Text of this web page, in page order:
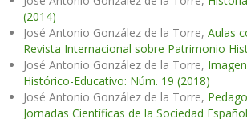
(2014)
José Antonio González de la Torre, Aulas
Revista Internacional sobre Patrimonio
José Antonio González de la Torre,
Histórico-Educativo: Núm. 19 (2018)
José Antonio González de la Torre,
Jornadas Científicas de la Sociedad